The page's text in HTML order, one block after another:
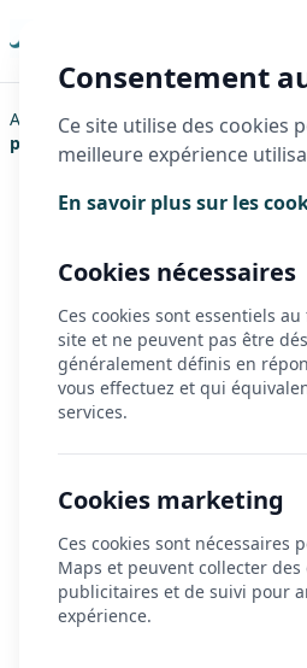
À propos
Actualités
Accueil>Actualités>Location de
pour les vacances d’été
Publié le 07/07/2026
mobilité
vacances d’été
Une solution
handbike, une 3e roue,
vélo adapté pendant
demande et selon
Consentement
Ce site utilise des cookies
meilleure expérience
En savoir plus sur les
Cookies nécessaires
Ces cookies sont essentiels
site et ne peuvent pas être
généralement définis en
vous effectuez et qui
services.
Cookies marketing
Ces cookies sont nécessaires
Maps et peuvent collecter des
publicitaires et de suivi pour
expérience.